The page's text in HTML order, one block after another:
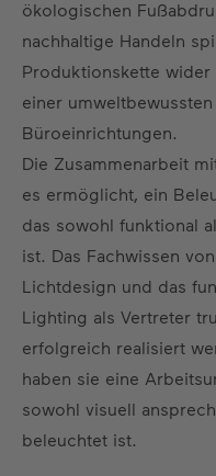
ökologischen
nachhaltige Handeln
Produktionskette
einer
Büroeinrichtungen.
Die Zusammenarbeit
es ermöglicht, ein
das sowohl funktional
ist. Das Fachwissen
Lichtdesign und das
Lighting als Vertreter
erfolgreich realisiert
haben sie eine
sowohl visuell
beleuchtet ist.